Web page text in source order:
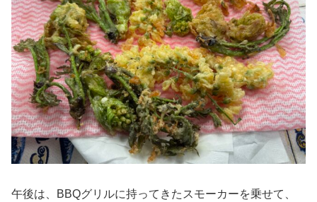
午後は、BBQグリルに持ってきたスモーカーを乗せて、